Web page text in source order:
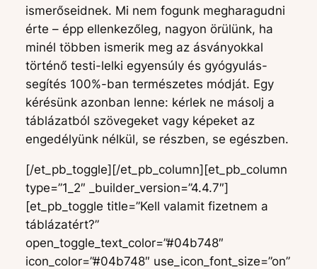
ismerőseidnek. Mi nem fogunk megharagudni
érte – épp ellenkezőleg, nagyon örülünk, ha
minél többen ismerik meg az ásványokkal
történő testi-lelki egyensúly és gyógyulás-
segítés 100%-ban természetes módját. Egy
kérésünk azonban lenne: kérlek ne másolj a
táblázatból szövegeket vagy képeket az
engedélyünk nélkül, se részben, se egészben.
[/et_pb_toggle][/et_pb_column][et_pb_column
type=”1_2″ _builder_version=”4.4.7″]
[et_pb_toggle title=”Kell valamit fizetnem a
táblázatért?”
open_toggle_text_color=”#04b748″
icon_color=”#04b748″ use_icon_font_size=”on”